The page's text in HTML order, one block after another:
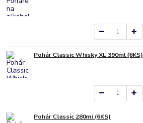
Pohár Classic Whisky XL 390ml (6KS)
Pohár Classic 280ml (6KS)